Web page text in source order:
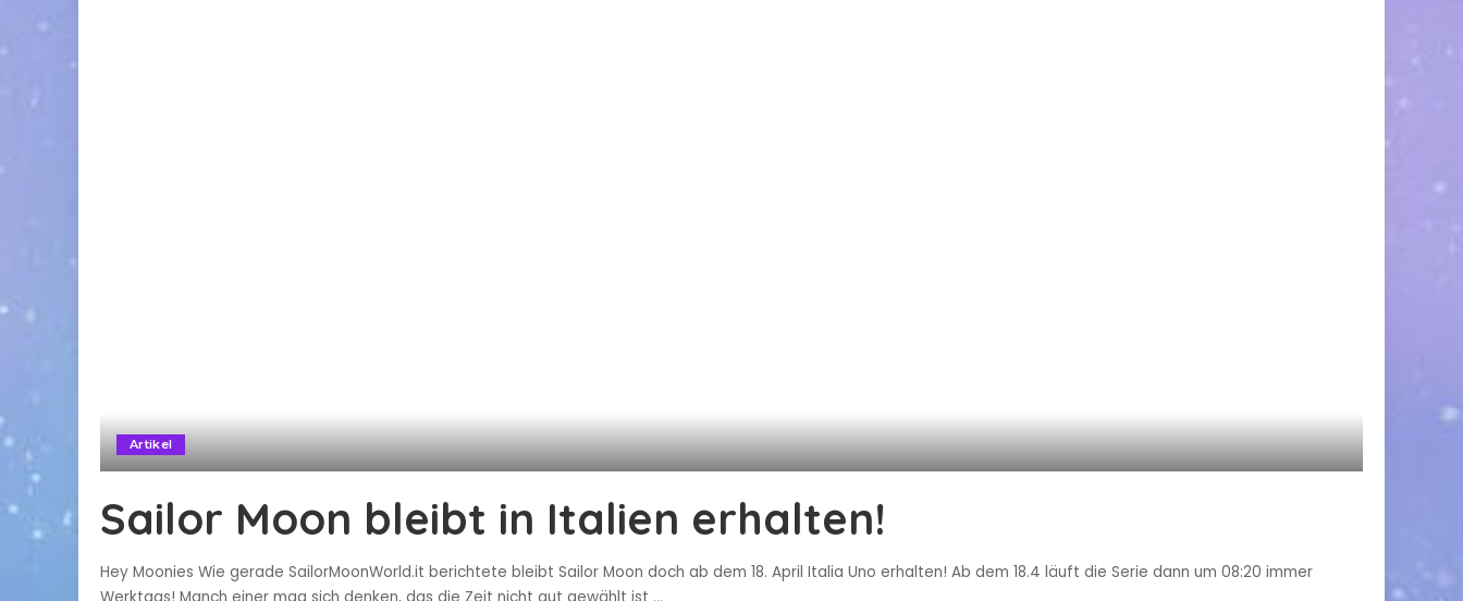
Artikel
Sailor Moon bleibt in Italien erhalten!
Hey Moonies Wie gerade SailorMoonWorld.it berichtete bleibt Sailor Moon doch ab dem 18. April Italia Uno erhalten! Ab dem 18.4 läuft die Serie dann um 08:20 immer